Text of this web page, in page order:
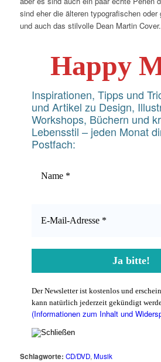
sind eher die älteren typografischen oder
und auch das stilvolle Dean Martin
Happy
Inspirationen, Tipps und
und Artikel zu Design,
Workshops, Büchern und
Lebensstil – jeden Monat
Postfach:
Der Newsletter ist kostenlos und
kann natürlich jederzeit gekündigt
(Informationen zum Inhalt und
Schlagworte: CD/DVD, Musik